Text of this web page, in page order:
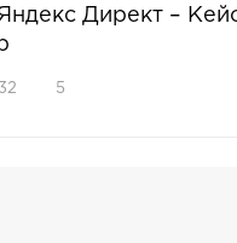
Директ –
32 5